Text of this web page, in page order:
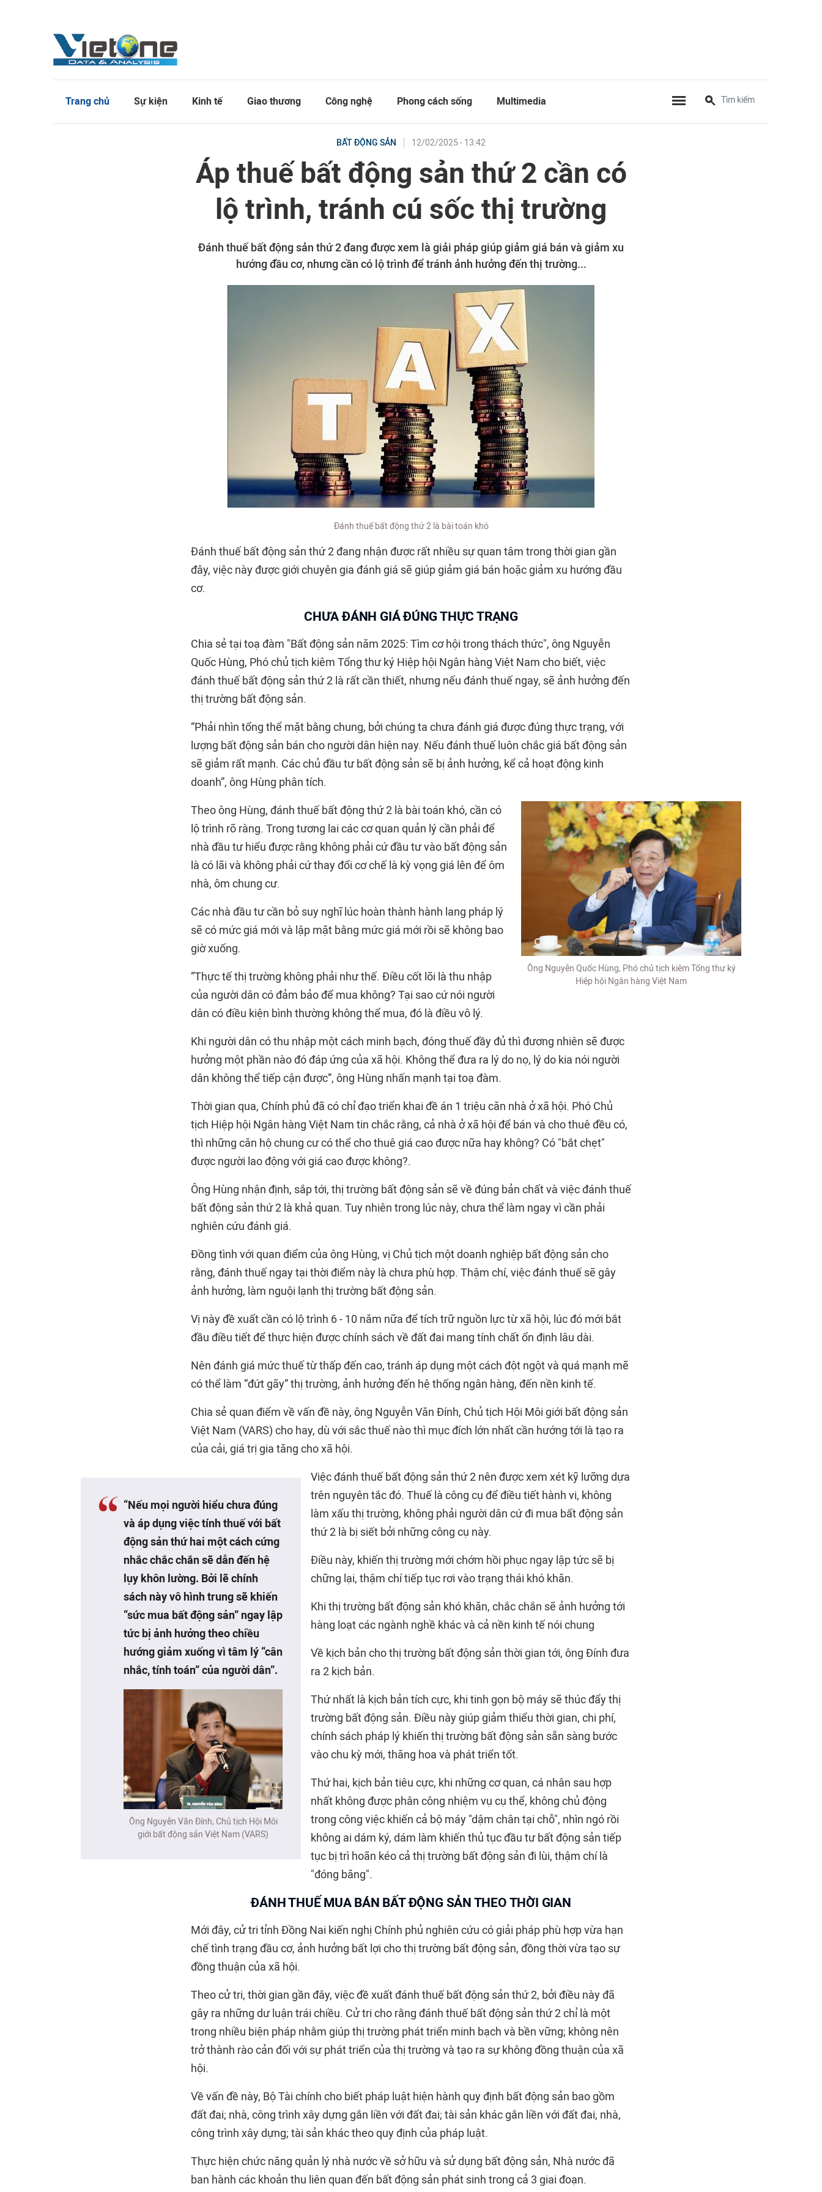
Trang chủ Sự kiện Kinh tế Giao thương Công nghệ Phong cách sống Multimedia
BẤT ĐỘNG SẢN 12/02/2025 - 13:42
Áp thuế bất động sản thứ 2 cần có
lộ trình, tránh cú sốc thị trường
Đánh thuế bất động sản thứ 2 đang được xem là giải pháp giúp giảm giá bán và giảm xu
hướng đầu cơ, nhưng cần có lộ trình để tránh ảnh hưởng đến thị trường...
Đánh thuế bất động thứ 2 là bài toán khó
Đánh thuế bất động sản thứ 2 đang nhận được rất nhiều sự quan tâm trong thời gian gần
đây, việc này được giới chuyên gia đánh giá sẽ giúp giảm giá bán hoặc giảm xu hướng đầu
cơ.
CHƯA ĐÁNH GIÁ ĐÚNG THỰC TRẠNG
Chia sẻ tại toạ đàm "Bất động sản năm 2025: Tìm cơ hội trong thách thức", ông Nguyễn
Quốc Hùng, Phó chủ tịch kiêm Tổng thư ký Hiệp hội Ngân hàng Việt Nam cho biết, việc
đánh thuế bất động sản thứ 2 là rất cần thiết, nhưng nếu đánh thuế ngay, sẽ ảnh hưởng đến
thị trường bất động sản.
“Phải nhìn tổng thể mặt bằng chung, bởi chúng ta chưa đánh giá được đúng thực trạng, với
lượng bất động sản bán cho người dân hiện nay. Nếu đánh thuế luôn chắc giá bất động sản
sẽ giảm rất mạnh. Các chủ đầu tư bất động sản sẽ bị ảnh hưởng, kể cả hoạt động kinh
doanh”, ông Hùng phân tích.
Ông Nguyễn Quốc Hùng, Phó chủ tịch kiêm Tổng thư ký
Hiệp hội Ngân hàng Việt Nam
Theo ông Hùng, đánh thuế bất động thứ 2 là bài toán khó, cần có
lộ trình rõ ràng. Trong tương lai các cơ quan quản lý cần phải để
nhà đầu tư hiểu được rằng không phải cứ đầu tư vào bất động sản
là có lãi và không phải cứ thay đổi cơ chế là kỳ vọng giá lên để ôm
nhà, ôm chung cư.
Các nhà đầu tư cần bỏ suy nghĩ lúc hoàn thành hành lang pháp lý
sẽ có mức giá mới và lập mặt bằng mức giá mới rồi sẽ không bao
giờ xuống.
“Thực tế thị trường không phải như thế. Điều cốt lõi là thu nhập
của người dân có đảm bảo để mua không? Tại sao cứ nói người
dân có điều kiện bình thường không thể mua, đó là điều vô lý.
Khi người dân có thu nhập một cách minh bạch, đóng thuế đầy đủ thì đương nhiên sẽ được
hưởng một phần nào đó đáp ứng của xã hội. Không thể đưa ra lý do nọ, lý do kia nói người
dân không thể tiếp cận được”, ông Hùng nhấn mạnh tại toạ đàm.
Thời gian qua, Chính phủ đã có chỉ đạo triển khai đề án 1 triệu căn nhà ở xã hội. Phó Chủ
tịch Hiệp hội Ngân hàng Việt Nam tin chắc rằng, cả nhà ở xã hội để bán và cho thuê đều có,
thì những căn hộ chung cư có thể cho thuê giá cao được nữa hay không? Có "bắt chẹt"
được người lao động với giá cao được không?.
Ông Hùng nhận định, sắp tới, thị trường bất động sản sẽ về đúng bản chất và việc đánh thuế
bất động sản thứ 2 là khả quan. Tuy nhiên trong lúc này, chưa thể làm ngay vì cần phải
nghiên cứu đánh giá.
Đồng tình với quan điểm của ông Hùng, vị Chủ tịch một doanh nghiệp bất động sản cho
rằng, đánh thuế ngay tại thời điểm này là chưa phù hợp. Thậm chí, việc đánh thuế sẽ gây
ảnh hưởng, làm nguội lạnh thị trường bất động sản.
Vị này đề xuất cần có lộ trình 6 - 10 năm nữa để tích trữ nguồn lực từ xã hội, lúc đó mới bắt
đầu điều tiết để thực hiện được chính sách về đất đai mang tính chất ổn định lâu dài.
Nên đánh giá mức thuế từ thấp đến cao, tránh áp dụng một cách đột ngột và quá mạnh mẽ
có thể làm “đứt gãy” thị trường, ảnh hưởng đến hệ thống ngân hàng, đến nền kinh tế.
Chia sẻ quan điểm về vấn đề này, ông Nguyễn Văn Đính, Chủ tịch Hội Môi giới bất động sản
Việt Nam (VARS) cho hay, dù với sắc thuế nào thì mục đích lớn nhất cần hướng tới là tạo ra
của cải, giá trị gia tăng cho xã hội.
“Nếu mọi người hiểu chưa đúng
và áp dụng việc tính thuế với bất
động sản thứ hai một cách cứng
nhắc chắc chắn sẽ dẫn đến hệ
lụy khôn lường. Bởi lẽ chính
sách này vô hình trung sẽ khiến
“sức mua bất động sản” ngay lập
tức bị ảnh hưởng theo chiều
hướng giảm xuống vì tâm lý “cân
nhắc, tính toán” của người dân”.
Ông Nguyễn Văn Đính, Chủ tịch Hội Môi
giới bất động sản Việt Nam (VARS)
Việc đánh thuế bất động sản thứ 2 nên được xem xét kỹ lưỡng dựa
trên nguyên tắc đó. Thuế là công cụ để điều tiết hành vi, không
làm xấu thị trường, không phải người dân cứ đi mua bất động sản
thứ 2 là bị siết bởi những công cụ này.
Điều này, khiến thị trường mới chớm hồi phục ngay lập tức sẽ bị
chững lại, thậm chí tiếp tục rơi vào trạng thái khó khăn.
Khi thị trường bất động sản khó khăn, chắc chắn sẽ ảnh hưởng tới
hàng loạt các ngành nghề khác và cả nền kinh tế nói chung
Về kịch bản cho thị trường bất động sản thời gian tới, ông Đính đưa
ra 2 kịch bản.
Thứ nhất là kịch bản tích cực, khi tinh gọn bộ máy sẽ thúc đẩy thị
trường bất động sản. Điều này giúp giảm thiểu thời gian, chi phí,
chính sách pháp lý khiến thị trường bất động sản sẵn sàng bước
vào chu kỳ mới, thăng hoa và phát triển tốt.
Thứ hai, kịch bản tiêu cực, khi những cơ quan, cá nhân sau hợp
nhất không được phân công nhiệm vụ cụ thể, không chủ động
trong công việc khiến cả bộ máy "dậm chân tại chỗ", nhìn ngó rồi
không ai dám ký, dám làm khiến thủ tục đầu tư bất động sản tiếp
tục bị trì hoãn kéo cả thị trường bất động sản đi lùi, thậm chí là
"đóng băng".
ĐÁNH THUẾ MUA BÁN BẤT ĐỘNG SẢN THEO THỜI GIAN
Mới đây, cử tri tỉnh Đồng Nai kiến nghị Chính phủ nghiên cứu có giải pháp phù hợp vừa hạn
chế tình trạng đầu cơ, ảnh hưởng bất lợi cho thị trường bất động sản, đồng thời vừa tạo sự
đồng thuận của xã hội.
Theo cử tri, thời gian gần đây, việc đề xuất đánh thuế bất động sản thứ 2, bởi điều này đã
gây ra những dư luận trái chiều. Cử tri cho rằng đánh thuế bất động sản thứ 2 chỉ là một
trong nhiều biện pháp nhằm giúp thị trường phát triển minh bạch và bền vững; không nên
trở thành rào cản đối với sự phát triển của thị trường và tạo ra sự không đồng thuận của xã
hội.
Về vấn đề này, Bộ Tài chính cho biết pháp luật hiện hành quy định bất động sản bao gồm
đất đai; nhà, công trình xây dựng gắn liền với đất đai; tài sản khác gắn liền với đất đai, nhà,
công trình xây dựng; tài sản khác theo quy định của pháp luật.
Thực hiện chức năng quản lý nhà nước về sở hữu và sử dụng bất động sản, Nhà nước đã
ban hành các khoản thu liên quan đến bất động sản phát sinh trong cả 3 giai đoạn.